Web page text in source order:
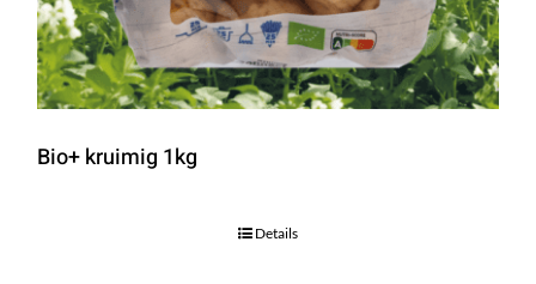
Bio+ kruimig 1kg
Details